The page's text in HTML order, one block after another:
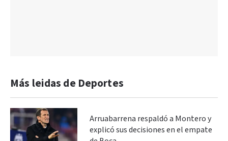
Más leidas de Deportes
Arruabarrena respaldó a Montero y
explicó sus decisiones en el empate